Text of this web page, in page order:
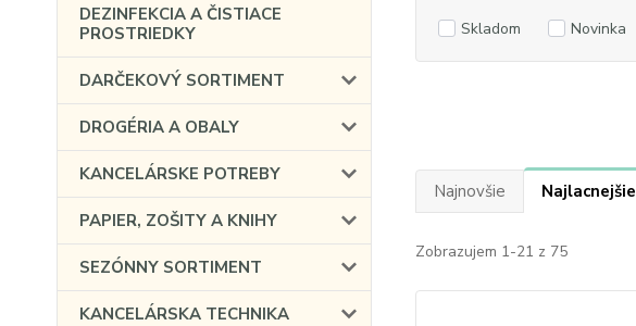
DEZINFEKCIA A ČISTIACE
PROSTRIEDKY
DARČEKOVÝ SORTIMENT
DROGÉRIA A OBALY
KANCELÁRSKE POTREBY
PAPIER, ZOŠITY A KNIHY
SEZÓNNY SORTIMENT
KANCELÁRSKA TECHNIKA
Skladom Novinka
Najnovšie Najlacnejšie
Zobrazujem 1-21 z 75